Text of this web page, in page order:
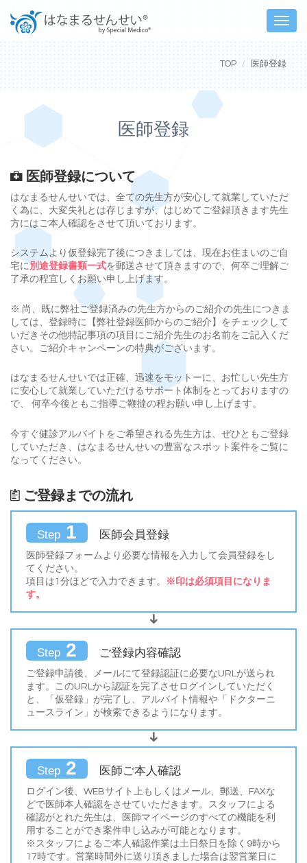
Toggle
TOP 医師登録
医師登録
医師登録について
はなまるせんせいでは、全ての先生方が安心して就業していただ
く為に、大変失礼とは存じますが、はじめてご登録頂きます先生
方にはご本人確認をさせて頂いております。
システムより仮登録完了後につきましては、現在お住まいのご自
宅に別途登録書類一式を郵送させて頂きますので、何卒ご理解ご
了承の程宜しくお願い申し上げます。
※ 尚、既に弊社ご登録済みの先生方からのご紹介の先生につきま
しては、登録時に【弊社登録医師からのご紹介】をチェックして
いだきその他特記事項の項目にご紹介先生のお名前をご記入くだ
さい。ご紹介キャンペーンの特典がございます。
はなまるせんせいでは正確、迅速をモットーに、お忙しい先生方
に安心して就業していただけるサポート体制をとっておりますの
で、 何卒今後ともご指導ご鞭撻の程お願い申し上げます。
今すぐ健診アルバイトをご希望される先生方は、ぜひともご登録
していただき、はなまるせんせいの豊富なスポット案件をご覧に
なってください。
ご登録までの流れ
Step 1 医師会員登録
医師登録フォームより必要な情報を入力して会員登録をし
てください。
項目は1分ほどで入力できます。
※印は必須項目になりま
す。
Step 2 ご登録内容確認
ご登録申請後、メールにて登録認証に必要なURLが送られ
ます。このURLから認証を完了させログインしていただく
と、「仮登録」が完了し、アルバイト情報や「ドクターニ
ュースライン」が検索できるようになります。
Step 2 医師ご本人確認
ログイン後、WEBサイト上もしくはメール、郵送、FAXな
どで医師本人確認をさせていただきます。スタッフによる
確認がとれた先生は、医師マイページのすべての機能を利
用することができ案件申し込みが可能となります。
※スタッフによるご本人確認作業は土日祭日を除く9時から
17時です。営業時間外に送り頂きました場合は翌営業日に